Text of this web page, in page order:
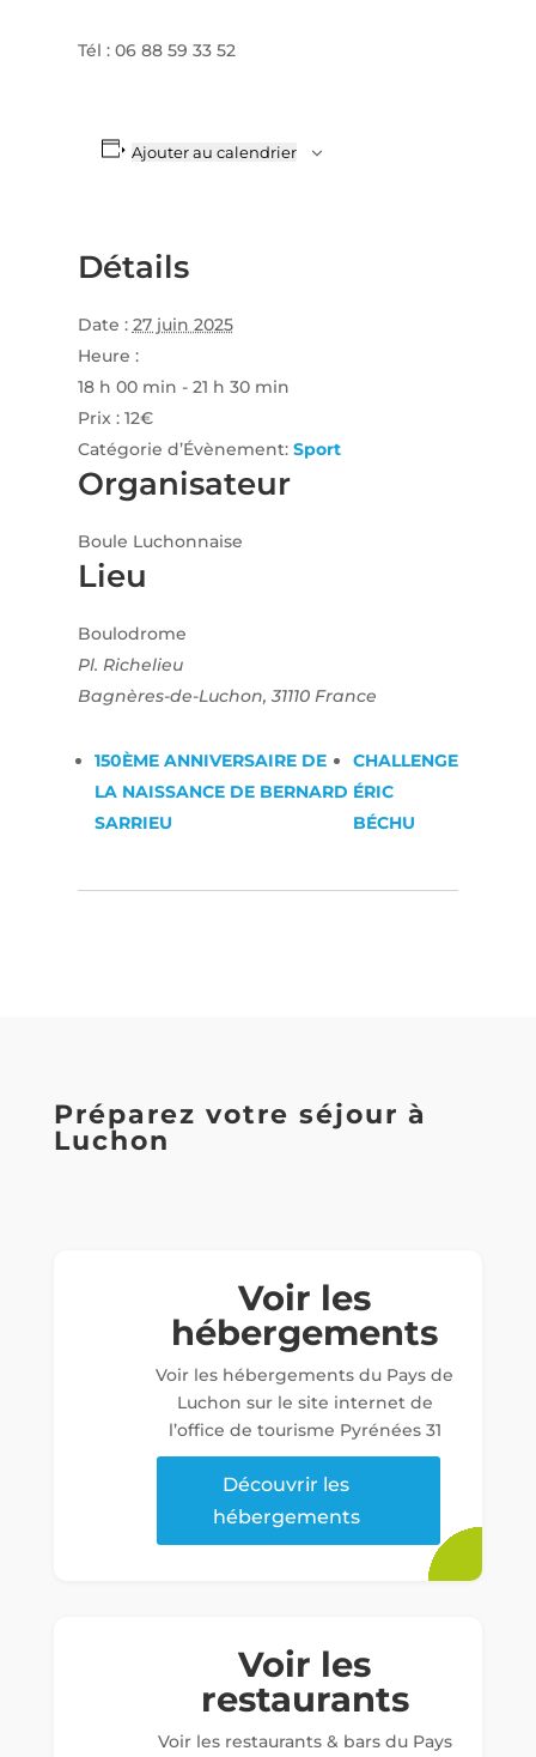
Tél : 06 88 59 33 52
Ajouter au calendrier
Détails
Date : 27 juin 2025
Heure :
18 h 00 min - 21 h 30 min
Prix : 12€
Catégorie d’Évènement: Sport
Lieu
Boulodrome
Pl. Richelieu
Bagnères-de-Luchon, 31110 France
Organisateur
Boule Luchonnaise
150ÈME ANNIVERSAIRE DE
LA NAISSANCE DE BERNARD
SARRIEU
CHALLENGE
ÉRIC
BÉCHU
Préparez votre séjour à
Luchon
Voir les
hébergements
Voir les hébergements du Pays de
Luchon sur le site internet de
l’office de tourisme Pyrénées 31
Découvrir les
hébergements
Voir les
restaurants
Voir les restaurants & bars du Pays